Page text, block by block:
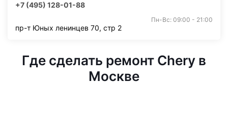
+7 (495) 128-01-88
Пн-Вс: 09:00 - 21:00
пр-т Юных ленинцев 70, стр 2
Где сделать ремонт Chery в
Москве